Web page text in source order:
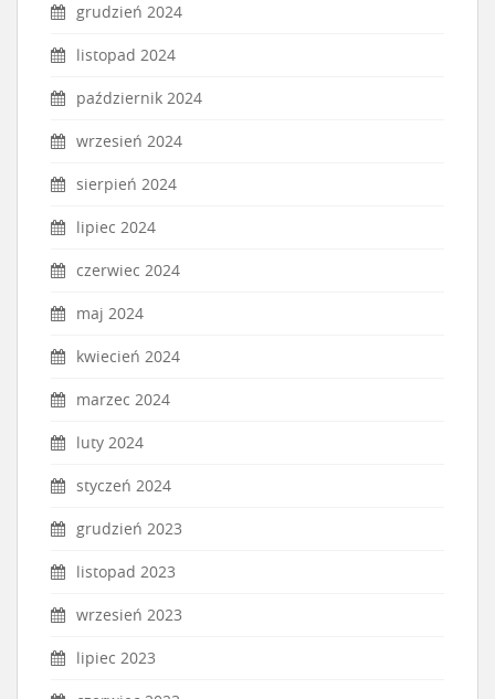
grudzień 2024
listopad 2024
październik 2024
wrzesień 2024
sierpień 2024
lipiec 2024
czerwiec 2024
maj 2024
kwiecień 2024
marzec 2024
luty 2024
styczeń 2024
grudzień 2023
listopad 2023
wrzesień 2023
lipiec 2023